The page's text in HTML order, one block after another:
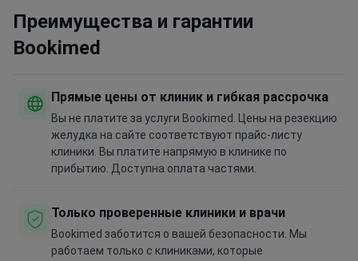
Преимущества и гарантии
Bookimed
Прямые цены от клиник и гибкая рассрочка
Вы не платите за услуги Bookimed. Цены на резекцию
желудка на сайте соответствуют прайс-листу
клиники. Вы платите напрямую в клинике по
прибытию. Доступна оплата частями.
Только проверенные клиники и врачи
Bookimed заботится о вашей безопасности. Мы
работаем только с клиниками, которые